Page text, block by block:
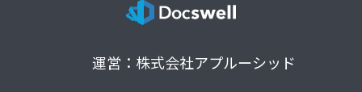
運営：株式会社アプルーシッド